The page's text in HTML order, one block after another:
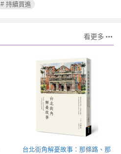
# 持續買進
看更多
台北街角解憂故事：那條路、那